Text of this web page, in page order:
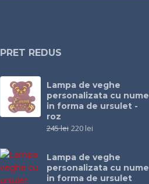
PRET REDUS
Lampa de veghe
personalizata cu nume
in forma de ursulet -
roz
245lei 220 lei
Lampa de veghe
personalizata cu nume
in forma de ursulet